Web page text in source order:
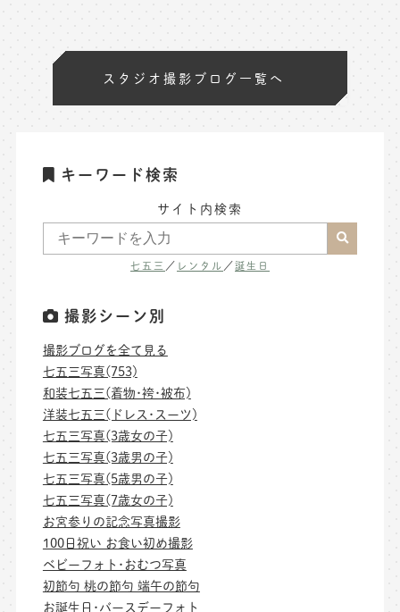
スタジオ撮影ブログ一覧へ
キーワード検索
サイト内検索
七五三 ／ レンタル ／誕生日
撮影シーン別
撮影ブログを全て見る
七五三写真(753)
和装七五三(着物･袴･被布)
洋装七五三(ドレス･スーツ)
七五三写真(3歳女の子)
七五三写真(3歳男の子)
七五三写真(5歳男の子)
七五三写真(7歳女の子)
お宮参りの記念写真撮影
100日祝い お食い初め撮影
ベビーフォト･おむつ写真
初節句 桃の節句 端午の節句
お誕生日･バースデーフォト